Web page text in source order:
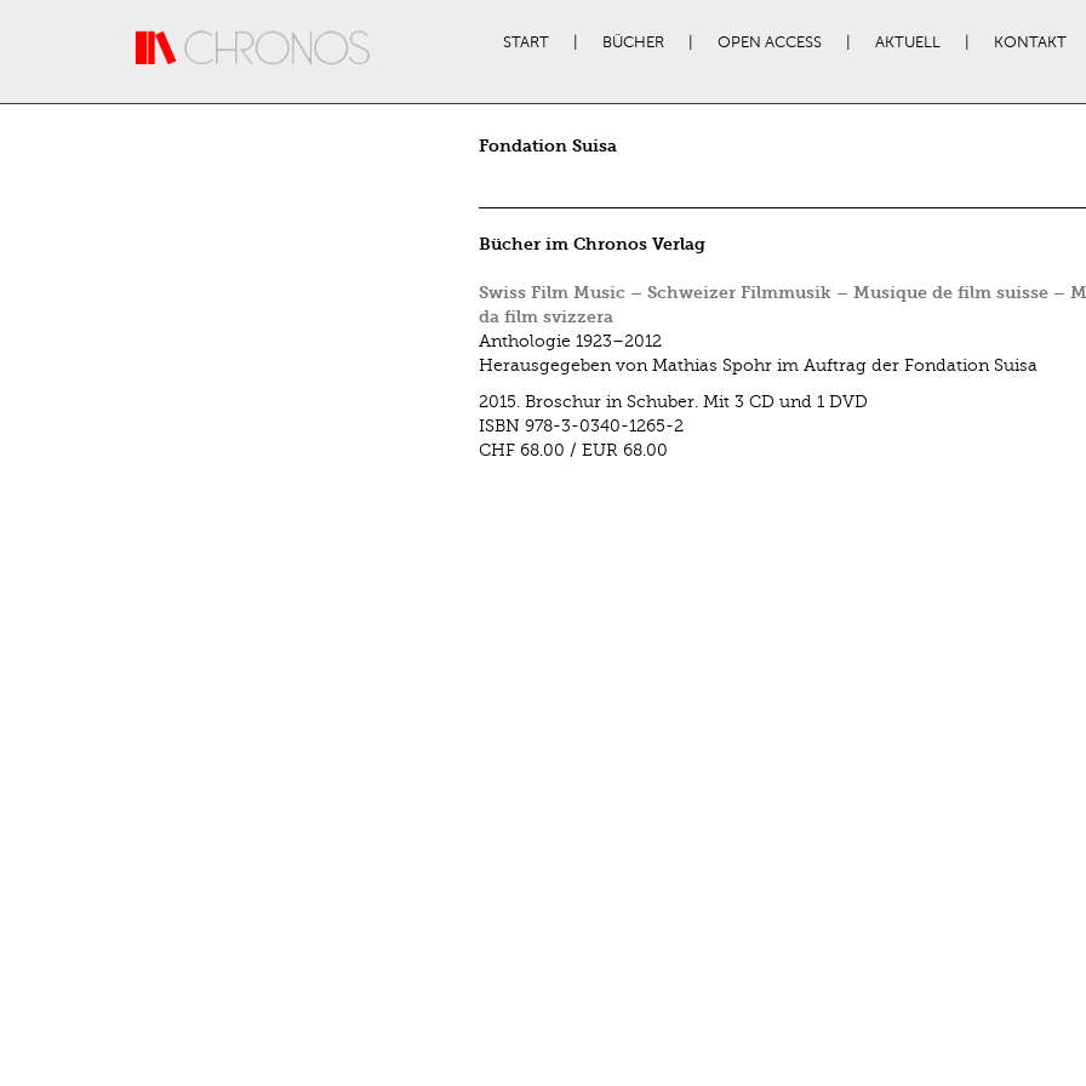
START BÜCHER OPEN ACCESS AKTUELL KONTAKT
Fondation Suisa
Bücher im Chronos Verlag
Swiss Film Music – Schweizer Filmmusik – Musique de film suisse –
da film svizzera
Anthologie 1923–2012
Herausgegeben von Mathias Spohr im Auftrag der Fondation Suisa
2015. Broschur in Schuber. Mit 3 CD und 1 DVD
ISBN 978-3-0340-1265-2
CHF 68.00 / EUR 68.00